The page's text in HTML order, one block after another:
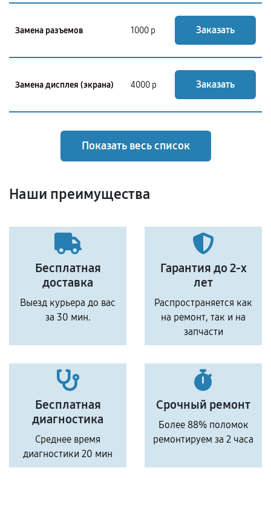
Замена разъемов 1000 р Заказать
Замена дисплея (экрана) 4000 р Заказать
Показать весь список
Наши преимущества
Бесплатная
доставка
Выезд курьера до вас
за 30 мин.
Гарантия до 2-х
лет
Распространяется как
на ремонт, так и на
запчасти
Бесплатная
диагностика
Среднее время
диагностики 20 мин
Срочный ремонт
Более 88% поломок
ремонтируем за 2 часа